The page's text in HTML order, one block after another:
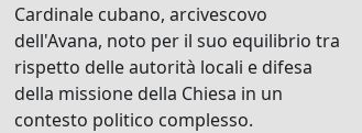
Cardinale cubano, arcivescovo
dell'Avana, noto per il suo equilibrio tra
rispetto delle autorità locali e difesa
della missione della Chiesa in un
contesto politico complesso.